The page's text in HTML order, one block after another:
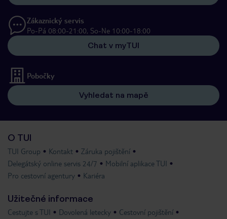
Zákaznický servis
Po-Pá 08:00-21:00, So-Ne 10:00-18:00
Chat v myTUI
Pobočky
Vyhledat na mapě
O TUI
TUI Group Kontakt
Záruka pojištění
Delegátský online servis 24/7
Mobilní aplikace TUI
Pro cestovní agentury
Kariéra
Užitečné informace
Cestujte s TUI Dovolená letecky Cestovní pojištění